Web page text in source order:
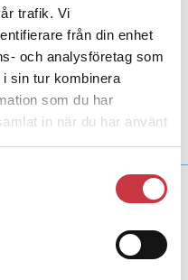
trafik. Vi
från din enhet
och analysföretag som
sin tur kombinera
som du har
in när du har använt
norm
ifrån ensam om att ha
Flera länder i
mot alla tänkbara hot? Och